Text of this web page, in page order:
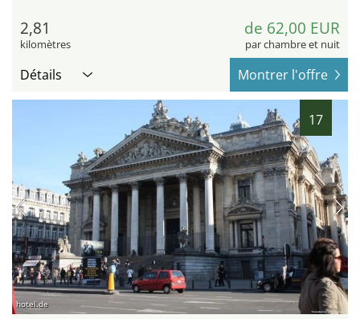
2,81
kilomètres
de 62,00 EUR
par chambre et nuit
Détails Montrer l'offre
17
hotel.de